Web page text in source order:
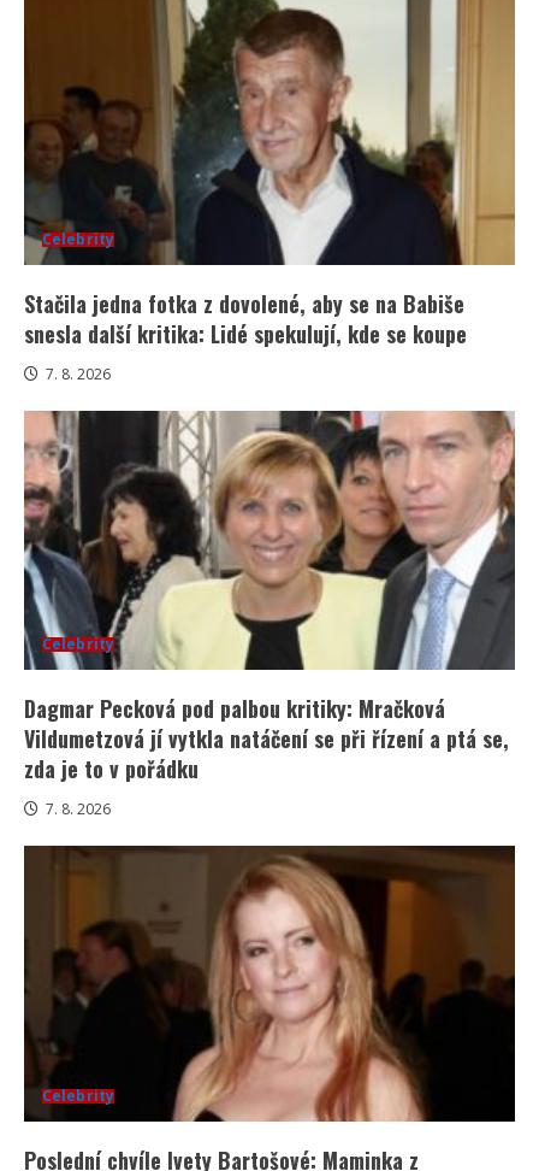
Celebrity
Stačila jedna fotka z dovolené, aby se na Babiše
snesla další kritika: Lidé spekulují, kde se koupe
7. 8. 2026
Celebrity
Dagmar Pecková pod palbou kritiky: Mračková
Vildumetzová jí vytkla natáčení se při řízení a ptá se,
zda je to v pořádku
7. 8. 2026
Celebrity
Poslední chvíle Ivety Bartošové: Maminka z